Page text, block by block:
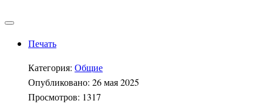
Печать
Категория: Общие
Опубликовано: 26 мая 2025
Просмотров: 1317